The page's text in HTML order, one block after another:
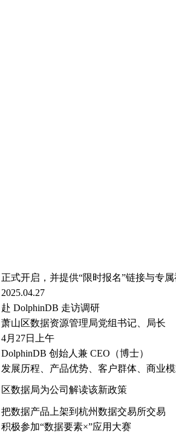
正式开启，并提供“限时报名”链接与专
2025.04.27
赴 DolphinDB 走访调研
萧山区数据资源管理局党组书记、局长
4月27日上午
DolphinDB 创始人兼 CEO（博士）
发展历程、产品优势、客户群体、商业
区数据局为公司解读该新政策
把数据产品上架到杭州数据交易所交易
积极参加“数据要素×”应用大赛